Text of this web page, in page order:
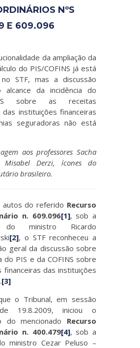
NºS
E 609.096
da ampliação da
do PIS/COFINS já está
no STF, mas a discussão
alcance da incidência do
sobre as receitas
das instituições financeiras
seguradoras não está
aos professores Sacha
Misabel Derzi, ícones do
brasileiro.
autos do referido Recurso
n. 609.096[1], sob a
do ministro Ricardo
[2], o STF reconheceu a
geral da discussão sobre
do PIS e da COFINS sobre
financeiras das instituições
[3]
o Tribunal, em sessão
19.8.2009, iniciou o
do mencionado Recurso
n. 400.479[4], sob a
ministro Cezar Peluso –